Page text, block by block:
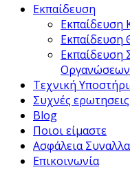
Εκπαίδευση
Εκπαίδευση
Εκπαίδευση
Οργανώσεων
Τεχνική
Συχνές ερωτησεις
Blog
Ποιοι είμαστε
Ασφάλεια
Επικοινωνία